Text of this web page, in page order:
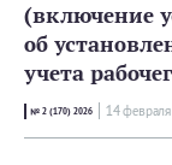
(включение
об
учета
№ 2 (170) 2026 14